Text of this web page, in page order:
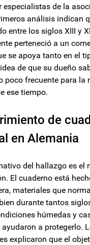
especialistas de la
análisis indican
entre los siglos XIII y
perteneció a un
se apoya tanto en el
de que su dueño
poco frecuente para la
ese tiempo.
de
en Alemania
del hallazgo es el
El cuaderno está
materiales que
durante tantos
húmedas y
a protegerlo.
explicaron que el